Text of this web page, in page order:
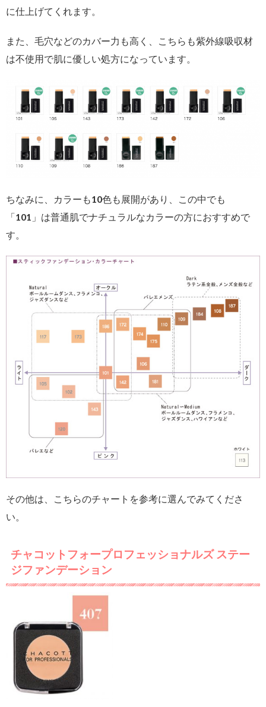
に仕上げてくれます。
また、毛穴などのカバー力も高く、こちらも紫外線吸収材
は不使用で肌に優しい処方になっています。
ちなみに、カラーも10色も展開があり、この中でも
「101」は普通肌でナチュラルなカラーの方におすすめで
す。
その他は、こちらのチャートを参考に選んでみてくださ
い。
チャコットフォープロフェッショナルズ ステー
ジファンデーション